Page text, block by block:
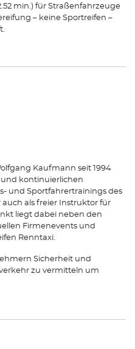
min.) für Straßenfahrzeuge
– keine Sportreifen –
Kaufmann seit 1994
kontinuierlichen
und Sportfahrertrainings des
auch als freier Instruktor für
liegt dabei neben den
Firmenevents und
Renntaxi.
Sicherheit und
zu vermitteln um